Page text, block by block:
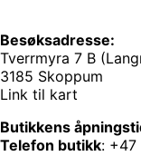
Besøksadresse:
Tverrmyra 7 B
3185 Skoppum
Link til kart
Butikkens
Telefon butikk: +47